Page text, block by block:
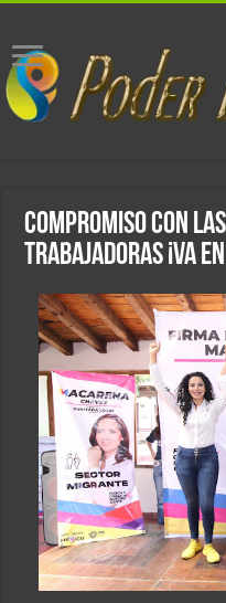
Compromiso con
trabajadoras ¡va